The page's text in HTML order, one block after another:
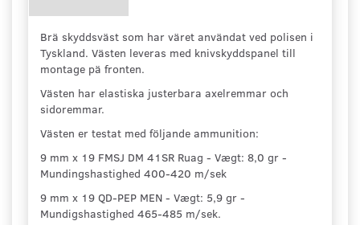
Brä skyddsväst som har väret användat ved polisen i
Tyskland. Västen leveras med knivskyddspanel till
montage pä fronten.
Västen har elastiska justerbara axelremmar och
sidoremmar.
Västen er testat med följande ammunition:
9 mm x 19 FMSJ DM 41SR Ruag - Vægt: 8,0 gr -
Mundingshastighed 400-420 m/sek
9 mm x 19 QD-PEP MEN - Vægt: 5,9 gr -
Mundigshastighed 465-485 m/sek.